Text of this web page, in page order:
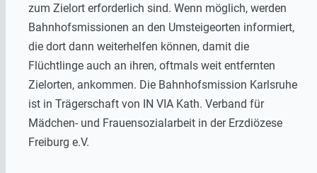
zum Zielort erforderlich sind. Wenn möglich, werden
Bahnhofsmissionen an den Umsteigeorten informiert,
die dort dann weiterhelfen können, damit die
Flüchtlinge auch an ihren, oftmals weit entfernten
Zielorten, ankommen. Die Bahnhofsmission Karlsruhe
ist in Trägerschaft von IN VIA Kath. Verband für
Mädchen- und Frauensozialarbeit in der Erzdiözese
Freiburg e.V.